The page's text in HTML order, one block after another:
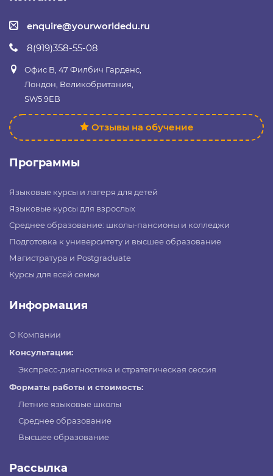
enquire@yourworldedu.ru
8(919)358-55-08
Офис B, 47 Филбич Гарденс,
Лондон, Великобритания,
SW5 9EB
Отзывы на обучение
Программы
Языковые курсы и лагеря для детей
Языковые курсы для взрослых
Среднее образование: школы-пансионы и колледжи
Подготовка к университету и высшее образование
Магистратура и Postgraduate
Курсы для всей семьи
Информация
О Компании
Консультации:
Экспресс-диагностика и стратегическая сессия
Форматы работы и стоимость:
Летние языковые школы
Среднее образование
Высшее образование
Рассылка